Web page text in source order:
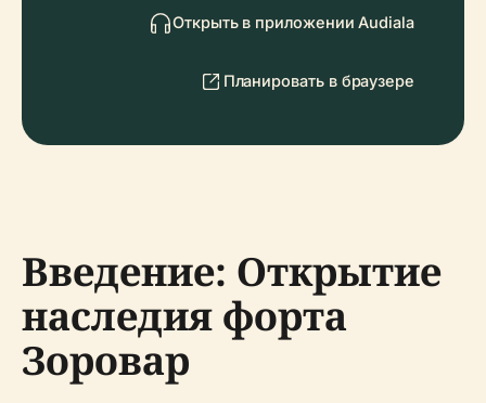
Открыть в приложении Audiala
Планировать в браузере
Введение: Открытие
наследия форта
Зоровар